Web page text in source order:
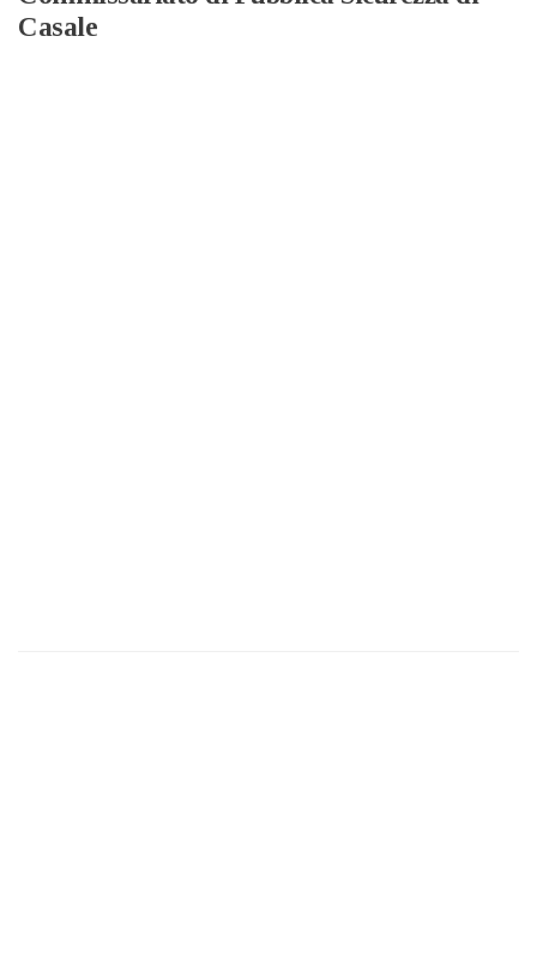
Casale